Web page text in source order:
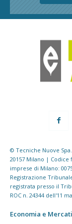
© Tecniche Nuove
20157 Milano | Codice
imprese di Milano:
Registrazione
registrata presso il
ROC n. 24344 dell'11
Economia e Mercati